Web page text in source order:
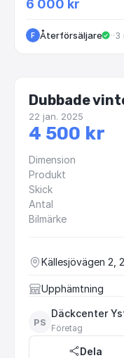
6 000 kr
F Återförsäljare ··3
Dubbade
22 jan. 2025
4 500 kr
Dimension
Produkt
Skick
Antal
Bilmärke
Källesjövägen 2,
Upphämtning
PS
Däckcenter
Företag
Dela